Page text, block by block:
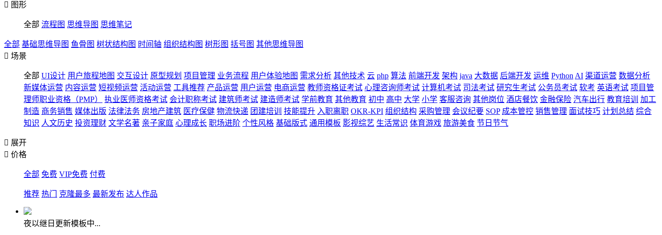
 图形
全部 流程图 思维导图 思维笔记
全部 基础思维导图 鱼骨图 树状结构图 时间轴 组织结构图 树形图 括号图 其他思维导图
 场景
全部 UI设计 用户旅程地图 交互设计 原型规划 项目管理 业务流程 用户体验地图 需求分析 其他技术 云 php 算法 前端开发 架构 java 大数据 后端开发 运维 Python AI 渠道运营 数据分析
新媒体运营 内容运营 短视频运营 活动运营 工具推荐 产品运营 用户运营 电商运营 教师资格证考试 心理咨询师考试 计算机考试 司法考试 研究生考试 公务员考试 软考 英语考试 项目管
理师职业资格（PMP）
执业医师资格考试 会计职称考试 建筑师考试 建造师考试 学前教育 其他教育 初中 高中 大学 小学 客服咨询 其他岗位 酒店餐饮 金融保险 汽车出行 教育培训
加工
制造 商务销售 媒体出版 法律法务 房地产建筑 医疗保健 物流快递 团建培训 技能提升 入职离职 OKR-KPI 组织结构 采购管理 会议纪要 SOP 成本管控 销售管理 面试技巧 计划总结 综合
知识 人文历史 投资理财 文学名著 亲子家庭 心理成长 职场进阶 个性风格 基础版式 通用模板 影视综艺 生活常识 体育游戏 旅游美食 节日节气
 展开
 价格
全部 免费 VIP免费 付费
推荐 热门 克隆最多 最新发布 达人作品
夜以继日更新模板中...